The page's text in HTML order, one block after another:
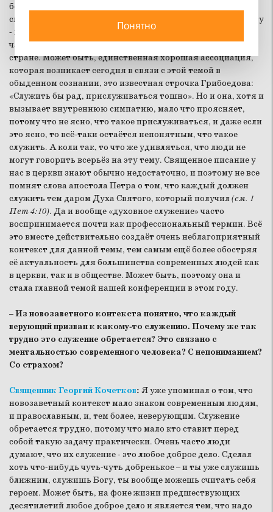
богослужение, или в каком-то очень высокопарном, часто
сильно идеологизированном контексте служения отечеству
- всё это достаточно специфические контексты, которые
часто бывают непонятны современным людям в нашей
стране. Может быть, единственная хорошая ассоциация,
которая возникает сегодня в связи с этой темой в
обыденном сознании, это известная строчка Грибоедова:
«Служить бы рад, прислуживаться тошно». Но и она, хотя и
вызывает внутреннюю симпатию, мало что проясняет,
потому что не ясно, что такое прислуживаться, и даже если
это ясно, то всё-таки остаётся непонятным, что такое
служить. А коли так, то что же удивляться, что люди не
могут говорить всерьёз на эту тему. Священное писание у
нас в церкви знают обычно недостаточно, и поэтому не все
помнят слова апостола Петра о том, что каждый должен
служить тем даром Духа Святого, который получил(см. 1
Пет 4:10). Да и вообще «духовное служение» часто
воспринимается почти как профессиональный термин. Всё
это вместе действительно создаёт очень неблагоприятный
контекст для данной темы, тем самым ещё более обостряя
её актуальность для большинства современных людей как
в церкви, так и в обществе. Может быть, поэтому она и
стала главной темой нашей конференции в этом году.
– Из новозаветного контекста понятно, что каждый
верующий призван к какому-то служению. Почему же так
трудно это служение обретается? Это связано с
ментальностью современного человека? С непониманием?
Со страхом?
Священник Георгий Кочетков: Я уже упоминал о том, что
новозаветный контекст мало знаком современным людям,
и православным, и, тем более, неверующим. Служение
обретается трудно, потому что мало кто ставит перед
собой такую задачу практически. Очень часто люди
думают, что их служение - это любое доброе дело. Сделал
хоть что-нибудь чуть-чуть добренькое – и ты уже служишь
ближним, служишь Богу, ты вообще можешь считать себя
героем. Может быть, на фоне жизни предшествующих
десятилетий любое доброе дело и является тем, что надо
Понятно